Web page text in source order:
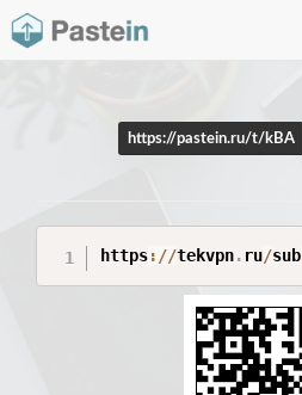
https://pastein.ru/t/kBA
https: //tekvpn. ru/sub